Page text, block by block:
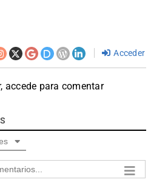
Acceder
accede para comentar